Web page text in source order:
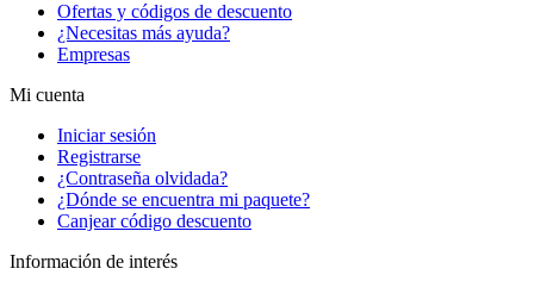
Ofertas y códigos de descuento
¿Necesitas más ayuda?
Empresas
Mi cuenta
Iniciar sesión
Registrarse
¿Contraseña olvidada?
¿Dónde se encuentra mi paquete?
Canjear código descuento
Información de interés